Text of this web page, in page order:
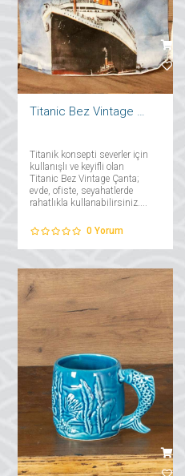
Titanic Bez Vintage Çanta
Titanik konsepti severler için
kullanışlı ve keyifli olan
Titanic Bez Vintage Çanta;
evde, ofiste, seyahatlerde
rahatlıkla kullanabilirsiniz....
0 Yorum